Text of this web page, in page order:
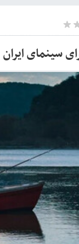
سینمای ایران